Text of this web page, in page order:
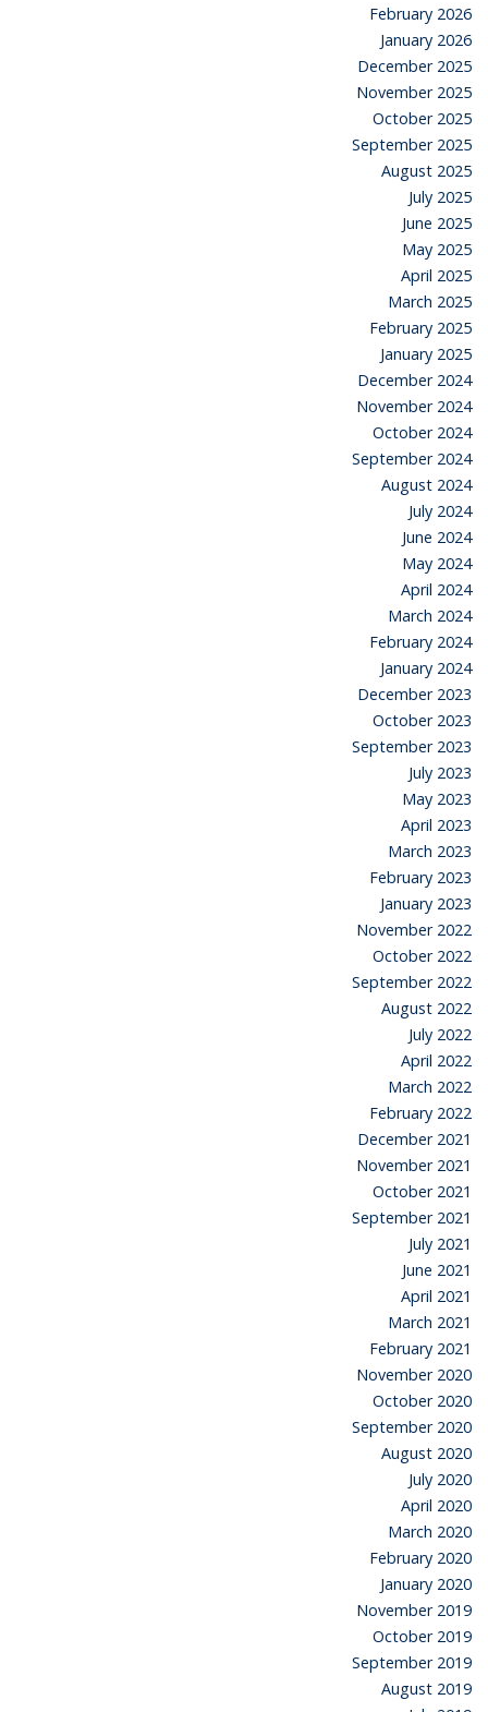
February 2026
January 2026
December 2025
November 2025
October 2025
September 2025
August 2025
July 2025
June 2025
May 2025
April 2025
March 2025
February 2025
January 2025
December 2024
November 2024
October 2024
September 2024
August 2024
July 2024
June 2024
May 2024
April 2024
March 2024
February 2024
January 2024
December 2023
October 2023
September 2023
July 2023
May 2023
April 2023
March 2023
February 2023
January 2023
November 2022
October 2022
September 2022
August 2022
July 2022
April 2022
March 2022
February 2022
December 2021
November 2021
October 2021
September 2021
July 2021
June 2021
April 2021
March 2021
February 2021
November 2020
October 2020
September 2020
August 2020
July 2020
April 2020
March 2020
February 2020
January 2020
November 2019
October 2019
September 2019
August 2019